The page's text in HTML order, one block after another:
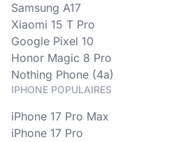
Samsung A17
Xiaomi 15 T Pro
Google Pixel 10
Honor Magic 8 Pro
Nothing Phone (4a)
IPHONE POPULAIRES
iPhone 17 Pro Max
iPhone 17 Pro